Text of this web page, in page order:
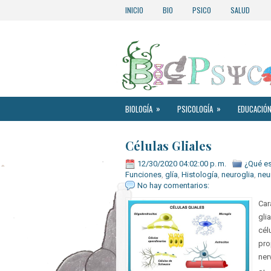
INICIO BIO PSICO SALUD
BIOLOGÍA » PSICOLOGÍA »
Células Gliales
12/30/2020 04:02:00 p. m.
¿Qué
Funciones, glía, Histología, neuroglia,
No hay comentarios: